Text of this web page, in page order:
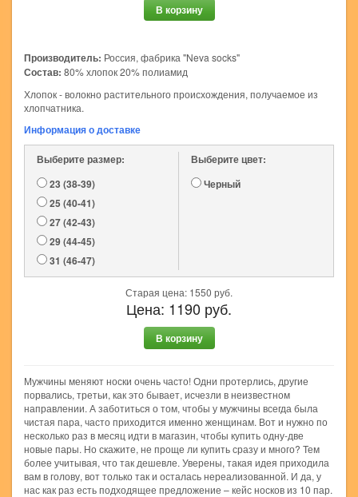
В корзину
Производитель: Россия, фабрика "Neva socks"
Состав: 80% хлопок 20% полиамид
Хлопок - волокно растительного происхождения, получаемое из
хлопчатника.
Информация о доставке
Выберите размер:
23 (38-39)
25 (40-41)
27 (42-43)
29 (44-45)
31 (46-47)
Выберите цвет:
Черный
Старая цена: 1550 руб.
Цена: 1190 руб.
В корзину
Мужчины меняют носки очень часто! Одни протерлись, другие
порвались, третьи, как это бывает, исчезли в неизвестном
направлении. А заботиться о том, чтобы у мужчины всегда была
чистая пара, часто приходится именно женщинам. Вот и нужно по
несколько раз в месяц идти в магазин, чтобы купить одну-две
новые пары. Но скажите, не проще ли купить сразу и много? Тем
более учитывая, что так дешевле. Уверены, такая идея приходила
вам в голову, вот только так и осталась нереализованной. И да, у
нас как раз есть подходящее предложение – кейс носков из 10 пар.